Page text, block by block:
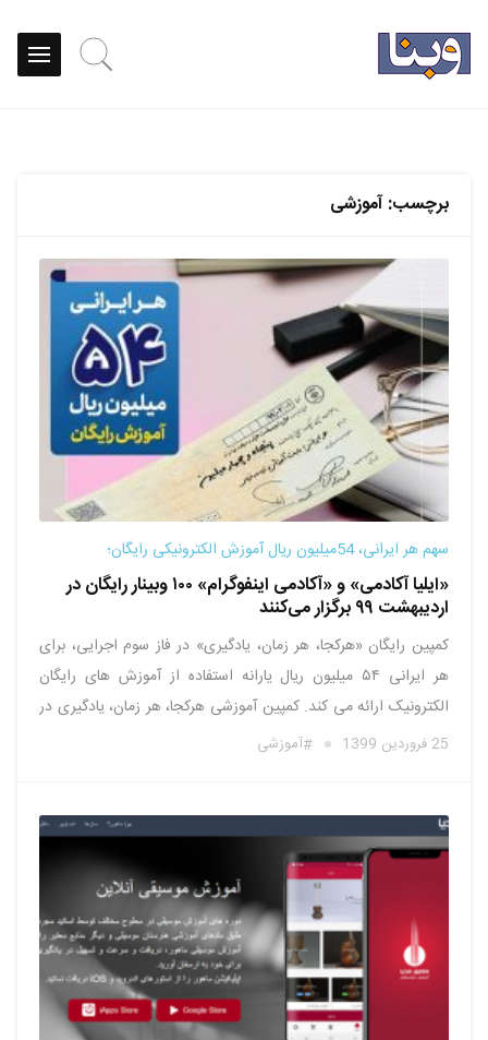
برچسب:آموزشی
سهم هر ایرانی، 54میلیون ریال آموزش الکترونیکی رایگان؛
«ایلیا آکادمی» و «آکادمی اینفوگرام» ۱۰۰ وبینار رایگان در
اردیبهشت ۹۹ برگزار می‌کنند
کمپین رایگان «هرکجا، هر زمان، یادگیری» در فاز سوم اجرایی، برای
هر ایرانی ۵۴ میلیون ریال یارانه استفاده از آموزش های رایگان
الکترونیک ارائه می کند. کمپین آموزشی هرکجا، هر زمان، یادگیری در
25 فروردین 1399 آموزشی